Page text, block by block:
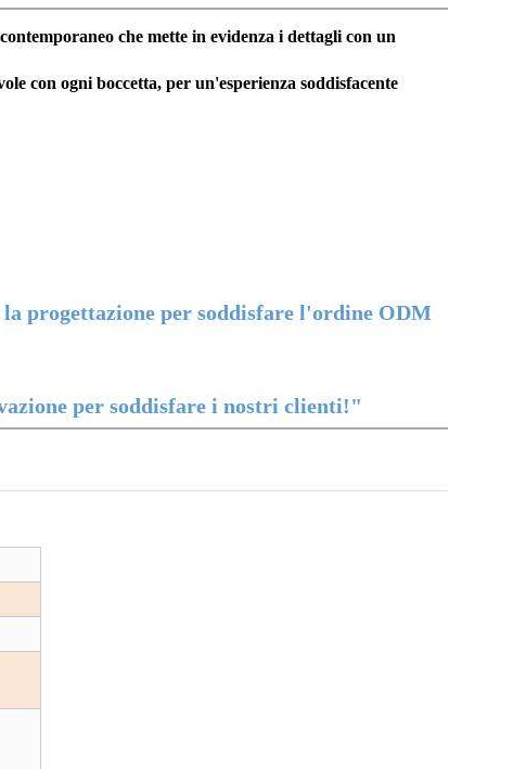
che mette in evidenza i dettagli con un
con ogni boccetta, per un'esperienza soddisfacente
progettazione per soddisfare l'ordine ODM
per soddisfare i nostri clienti!"